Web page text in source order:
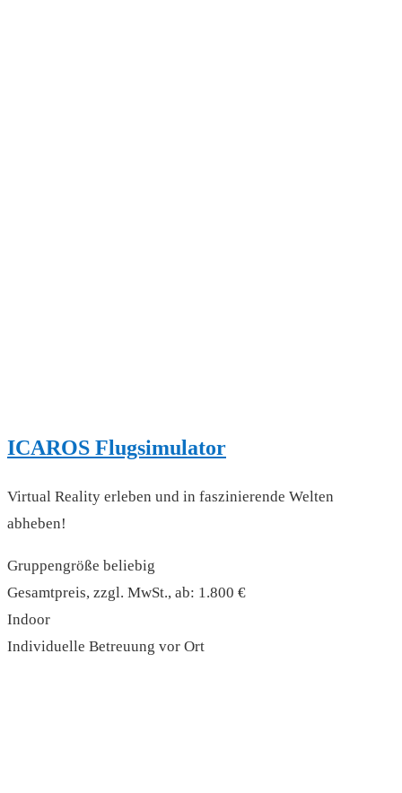
ICAROS Flugsimulator
Virtual Reality erleben und in faszinierende Welten
abheben!
Gruppengröße beliebig
Gesamtpreis, zzgl. MwSt., ab: 1.800 €
Indoor
Individuelle Betreuung vor Ort